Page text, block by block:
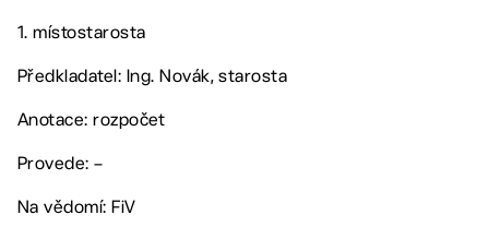
1. místostarosta
Předkladatel: Ing. Novák, starosta
Anotace: rozpočet
Provede: –
Na vědomí: FiV